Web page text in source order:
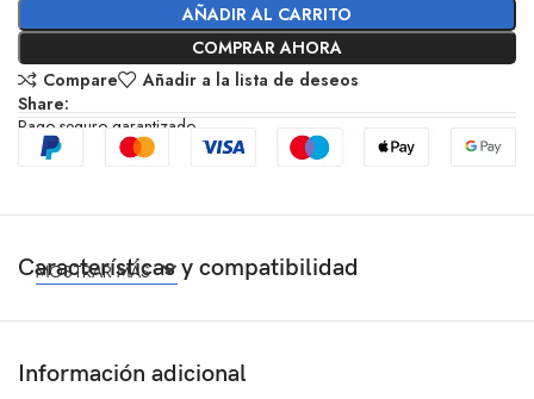
AÑADIR AL CARRITO
COMPRAR AHORA
Compare
Añadir a la lista de deseos
Share:
Pago seguro garantizado
Características y compatibilidad
MOSTRAR MÁS
Información adicional